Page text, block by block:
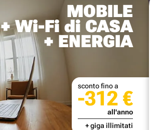
MOBILE
+ Wi-Fi di CASA
+ ENERGIA
sconto fino a
-312 €
all'anno
+ giga illimitati